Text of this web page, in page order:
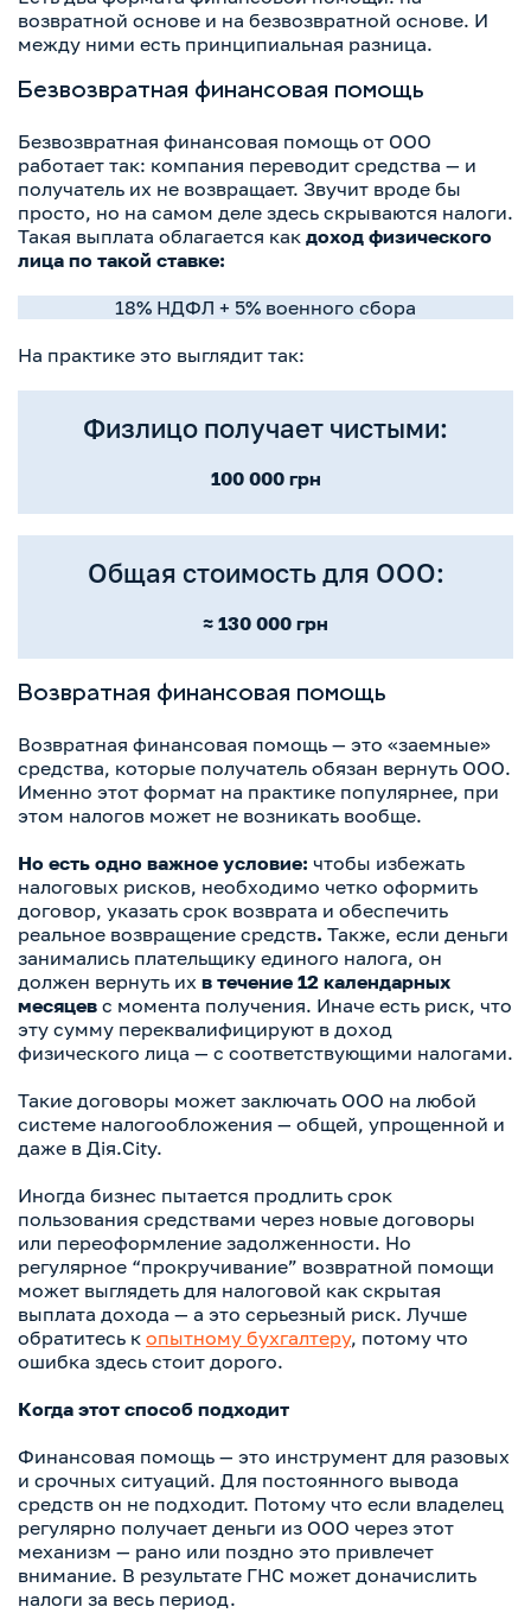
возвратной основе и на безвозвратной основе. И
между ними есть принципиальная разница.
Безвозвратная финансовая помощь
Безвозвратная финансовая помощь от ООО
работает так: компания переводит средства — и
получатель их не возвращает. Звучит вроде бы
просто, но на самом деле здесь скрываются налоги.
Такая выплата облагается как доход физического
лица по такой ставке:
18% НДФЛ + 5% военного сбора
На практике это выглядит так:
Физлицо получает чистыми:
100 000 грн
Общая стоимость для ООО:
≈ 130 000 грн
Возвратная финансовая помощь
Возвратная финансовая помощь — это «заемные»
средства, которые получатель обязан вернуть ООО.
Именно этот формат на практике популярнее, при
этом налогов может не возникать вообще.
Но есть одно важное условие: чтобы избежать
налоговых рисков, необходимо четко оформить
договор, указать срок возврата и обеспечить
реальное возвращение средств. Также, если деньги
занимались плательщику единого налога, он
должен вернуть их в течение 12 календарных
месяцев с момента получения. Иначе есть риск, что
эту сумму переквалифицируют в доход
физического лица — с соответствующими налогами.
Такие договоры может заключать ООО на любой
системе налогообложения — общей, упрощенной и
даже в Дія.City.
Иногда бизнес пытается продлить срок
пользования средствами через новые договоры
или переоформление задолженности. Но
регулярное “прокручивание” возвратной помощи
может выглядеть для налоговой как скрытая
выплата дохода — а это серьезный риск. Лучше
обратитесь к опытному бухгалтеру, потому что
ошибка здесь стоит дорого.
Когда этот способ подходит
Финансовая помощь — это инструмент для разовых
и срочных ситуаций. Для постоянного вывода
средств он не подходит. Потому что если владелец
регулярно получает деньги из ООО через этот
механизм — рано или поздно это привлечет
внимание. В результате ГНС может доначислить
налоги за весь период.